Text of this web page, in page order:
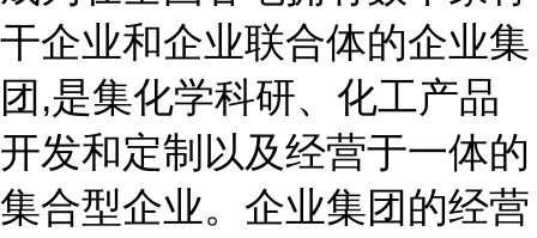
干企业和企业联合体的企业集
团,是集化学科研、化工产品
开发和定制以及经营于一体的
集合型企业。企业集团的经营